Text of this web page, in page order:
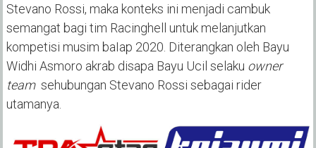
Stevano Rossi, maka konteks ini menjadi cambuk
semangat bagi tim Racinghell untuk melanjutkan
kompetisi musim baIap 2020. Diterangkan oleh Bayu
Widhi Asmoro akrab disapa Bayu Ucil selaku owner
teamsehubungan Stevano Rossi sebagai rider
utamanya.